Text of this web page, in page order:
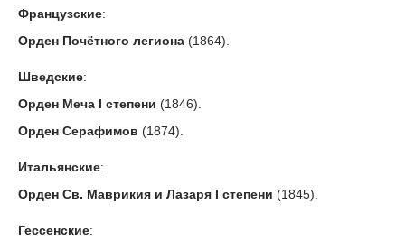
Французские:
Орден Почётного легиона (1864).
Шведские:
Орден Меча I степени (1846).
Орден Серафимов (1874).
Итальянские:
Орден Св. Маврикия и Лазаря I степени (1845).
Гессенские: